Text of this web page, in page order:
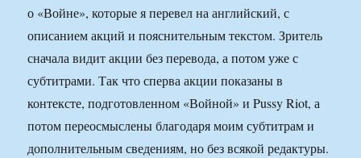
о «Войне», которые я перевел на английский, с
описанием акций и пояснительным текстом. Зритель
сначала видит акции без перевода, а потом уже с
субтитрами. Так что сперва акции показаны в
контексте, подготовленном «Войной» и Pussy Riot, а
потом переосмыслены благодаря моим субтитрам и
дополнительным сведениям, но без всякой редактуры.